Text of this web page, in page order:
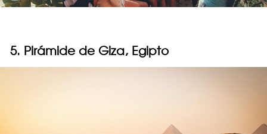
5. Pirámide de Giza, Egipto